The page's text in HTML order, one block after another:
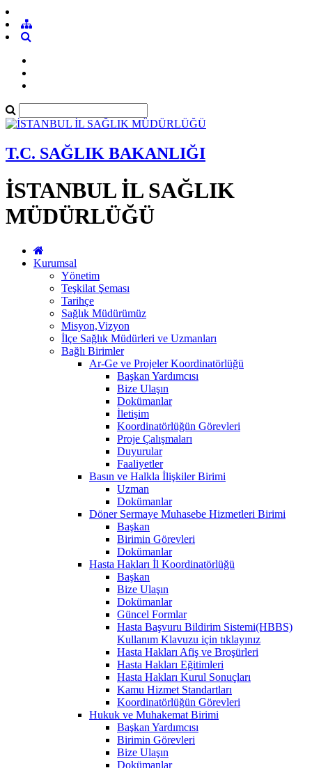
T.C. SAĞLIK BAKANLIĞI
İSTANBUL İL SAĞLIK
MÜDÜRLÜĞÜ
Kurumsal
Yönetim
Teşkilat Şeması
Tarihçe
Sağlık Müdürümüz
Misyon,Vizyon
İlçe Sağlık Müdürleri ve Uzmanları
Bağlı Birimler
Ar-Ge ve Projeler Koordinatörlüğü
Başkan Yardımcısı
Bize Ulaşın
Dokümanlar
İletişim
Koordinatörlüğün Görevleri
Proje Çalışmaları
Duyurular
Faaliyetler
Basın ve Halkla İlişkiler Birimi
Uzman
Dokümanlar
Döner Sermaye Muhasebe Hizmetleri Birimi
Başkan
Birimin Görevleri
Dokümanlar
Hasta Hakları İl Koordinatörlüğü
Başkan
Bize Ulaşın
Dokümanlar
Güncel Formlar
Hasta Başvuru Bildirim Sistemi(HBBS)
Kullanım Klavuzu için tıklayınız
Hasta Hakları Afiş ve Broşürleri
Hasta Hakları Eğitimleri
Hasta Hakları Kurul Sonuçları
Kamu Hizmet Standartları
Koordinatörlüğün Görevleri
Hukuk ve Muhakemat Birimi
Başkan Yardımcısı
Birimin Görevleri
Bize Ulaşın
Dokümanlar